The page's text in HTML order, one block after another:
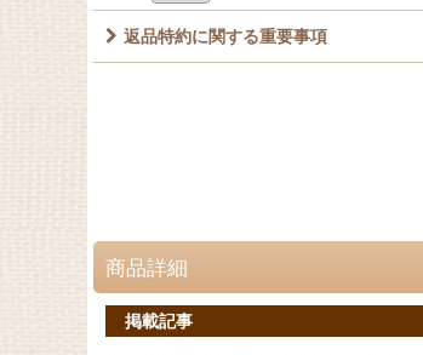
返品特約に関する重要事項
商品詳細
掲載記事